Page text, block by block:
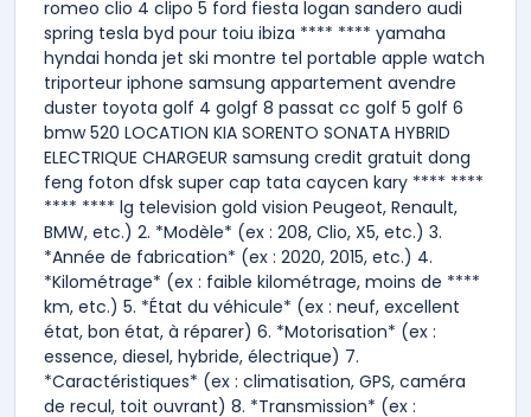
romeo clio 4 clipo 5 ford fiesta logan sandero audi
spring tesla byd pour toiu ibiza **** **** yamaha
hyndai honda jet ski montre tel portable apple watch
triporteur iphone samsung appartement avendre
duster toyota golf 4 golgf 8 passat cc golf 5 golf 6
bmw 520 LOCATION KIA SORENTO SONATA HYBRID
ELECTRIQUE CHARGEUR samsung credit gratuit dong
feng foton dfsk super cap tata caycen kary **** ****
**** **** lg television gold vision Peugeot, Renault,
BMW, etc.) 2. *Modèle* (ex : 208, Clio, X5, etc.) 3.
*Année de fabrication* (ex : 2020, 2015, etc.) 4.
*Kilométrage* (ex : faible kilométrage, moins de ****
km, etc.) 5. *État du véhicule* (ex : neuf, excellent
état, bon état, à réparer) 6. *Motorisation* (ex :
essence, diesel, hybride, électrique) 7.
*Caractéristiques* (ex : climatisation, GPS, caméra
de recul, toit ouvrant) 8. *Transmission* (ex :